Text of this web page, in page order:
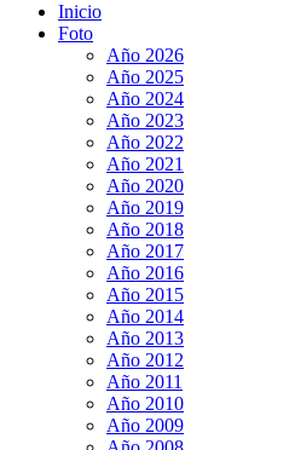
Inicio
Foto
Año 2026
Año 2025
Año 2024
Año 2023
Año 2022
Año 2021
Año 2020
Año 2019
Año 2018
Año 2017
Año 2016
Año 2015
Año 2014
Año 2013
Año 2012
Año 2011
Año 2010
Año 2009